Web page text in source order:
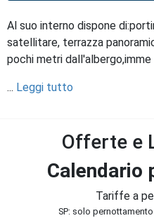
Al suo interno dispone
satellitare, terrazza
pochi metri dall'albergo,imme
... Leggi tutto
Offerte e
Calendario
Tariffe a
SP: solo